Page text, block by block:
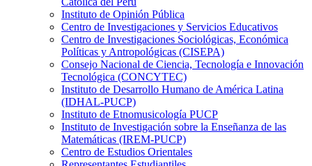
Instituto de Opinión Pública
Centro de Investigaciones y Servicios Educativos
Centro de Investigaciones Sociológicas, Económica
Políticas y Antropológicas (CISEPA)
Consejo Nacional de Ciencia, Tecnología e Innovación
Tecnológica (CONCYTEC)
Instituto de Desarrollo Humano de América Latina
(IDHAL-PUCP)
Instituto de Etnomusicología PUCP
Instituto de Investigación sobre la Enseñanza de las
Matemáticas (IREM-PUCP)
Centro de Estudios Orientales